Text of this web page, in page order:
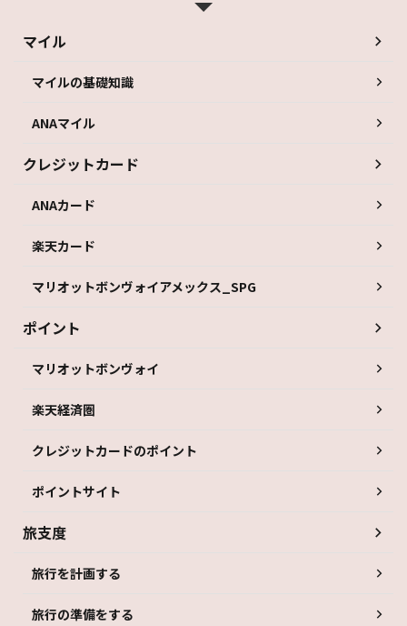
マイル
マイルの基礎知識
ANAマイル
クレジットカード
ANAカード
楽天カード
マリオットボンヴォイアメックス_SPG
ポイント
マリオットボンヴォイ
楽天経済圏
クレジットカードのポイント
ポイントサイト
旅支度
旅行を計画する
旅行の準備をする